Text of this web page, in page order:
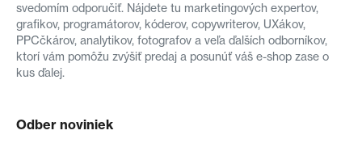
svedomím odporučiť. Nájdete tu marketingových expertov,
grafikov, programátorov, kóderov, copywriterov, UXákov,
PPCčkárov, analytikov, fotografov a veľa ďalších odborníkov,
ktorí vám pomôžu zvýšiť predaj a posunúť váš e-shop zase o
kus ďalej.
Odber noviniek